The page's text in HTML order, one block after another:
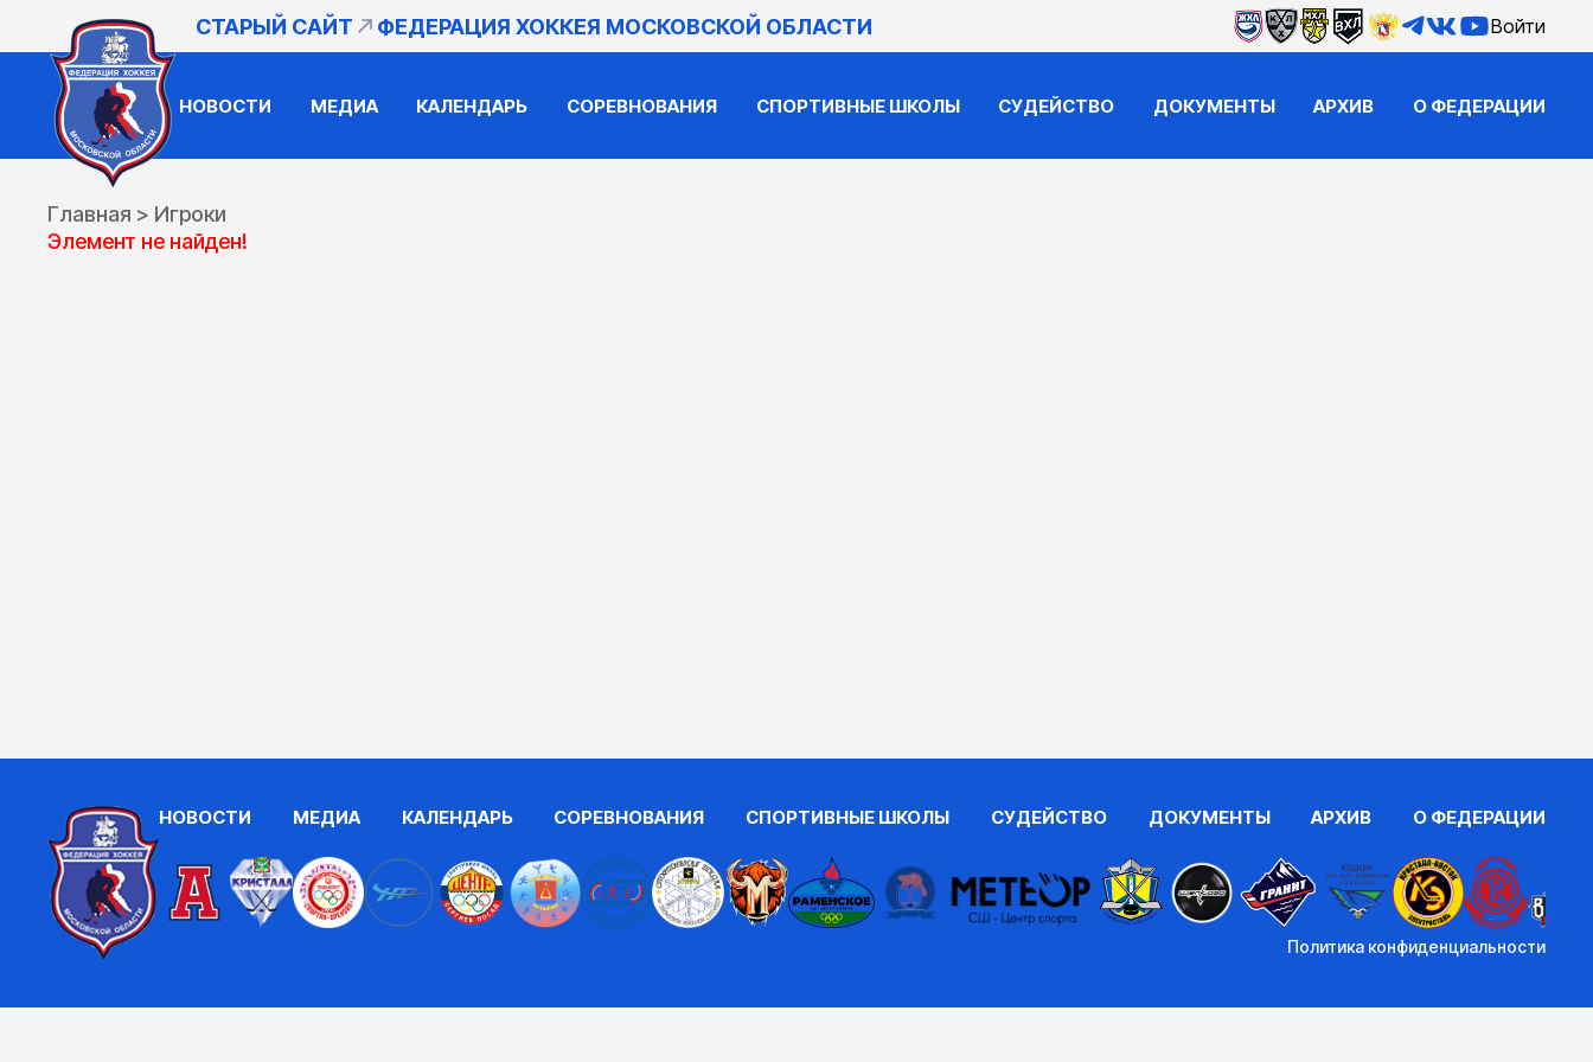
СТАРЫЙ САЙТ ФЕДЕРАЦИЯ ХОККЕЯ МОСКОВСКОЙ ОБЛАСТИ Войти
НОВОСТИ МЕДИА КАЛЕНДАРЬ СОРЕВНОВАНИЯ СПОРТИВНЫЕ ШКОЛЫ СУДЕЙСТВО ДОКУМЕНТЫ АРХИВ О ФЕДЕРАЦИИ
Главная > Игроки
Элемент не найден!
НОВОСТИ МЕДИА КАЛЕНДАРЬ СОРЕВНОВАНИЯ СПОРТИВНЫЕ ШКОЛЫ СУДЕЙСТВО ДОКУМЕНТЫ АРХИВ О ФЕДЕРАЦИИ
Политика конфиденциальности